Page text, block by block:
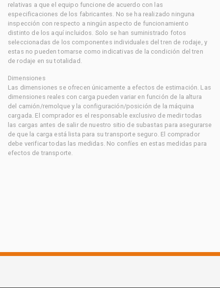
relativas a que el equipo funcione de acuerdo con las
especificaciones de los fabricantes. No se ha realizado ninguna
inspección con respecto a ningún aspecto de funcionamiento
distinto de los aquí incluidos. Solo se han suministrado fotos
seleccionadas de los componentes individuales del tren de rodaje, y
estas no pueden tomarse como indicativas de la condición del tren
de rodaje en su totalidad.
Dimensiones
Las dimensiones se ofrecen únicamente a efectos de estimación. Las
dimensiones reales con carga pueden variar en función de la altura
del camión/remolque y la configuración/posición de la máquina
cargada. El comprador es el responsable exclusivo de medir todas
las cargas antes de salir de nuestro sitio de subastas para asegurarse
de que la carga está lista para su transporte seguro. El comprador
debe verificar todas las medidas. No confíes en estas medidas para
efectos de transporte.